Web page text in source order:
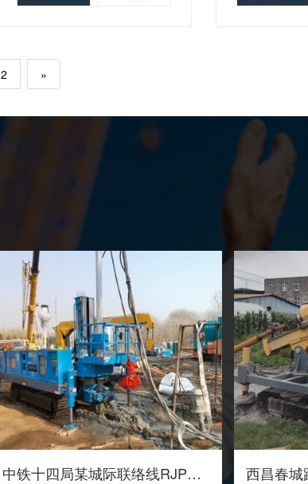
2 »
中铁十四局某城际联络线RJP工法桩加固施工